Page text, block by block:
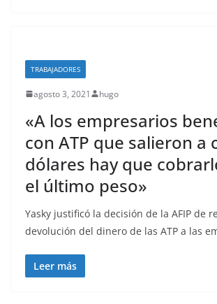
TRABAJADORES
agosto 3, 2021 hugo
«A los empresarios
con ATP que salieron a
dólares hay que
el último peso»
Yasky justificó la decisión de la AFIP de
devolución del dinero de las ATP a las
Leer más